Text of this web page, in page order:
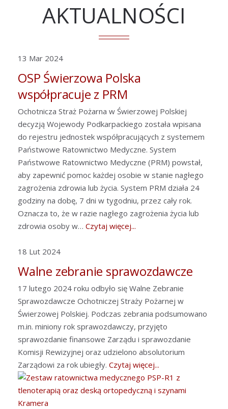
AKTUALNOŚCI
13 Mar 2024
OSP Świerzowa Polska
współpracuje z PRM
Ochotnicza Straż Pożarna w Świerzowej Polskiej
decyzją Wojewody Podkarpackiego została wpisana
do rejestru jednostek współpracujących z systemem
Państwowe Ratownictwo Medyczne. System
Państwowe Ratownictwo Medyczne (PRM) powstał,
aby zapewnić pomoc każdej osobie w stanie nagłego
zagrożenia zdrowia lub życia. System PRM działa 24
godziny na dobę, 7 dni w tygodniu, przez cały rok.
Oznacza to, że w razie nagłego zagrożenia życia lub
zdrowia osoby w… Czytaj więcej...
18 Lut 2024
Walne zebranie sprawozdawcze
17 lutego 2024 roku odbyło się Walne Zebranie
Sprawozdawcze Ochotniczej Straży Pożarnej w
Świerzowej Polskiej. Podczas zebrania podsumowano
m.in. miniony rok sprawozdawczy, przyjęto
sprawozdanie finansowe Zarządu i sprawozdanie
Komisji Rewizyjnej oraz udzielono absolutorium
Zarządowi za rok ubiegły. Czytaj więcej...